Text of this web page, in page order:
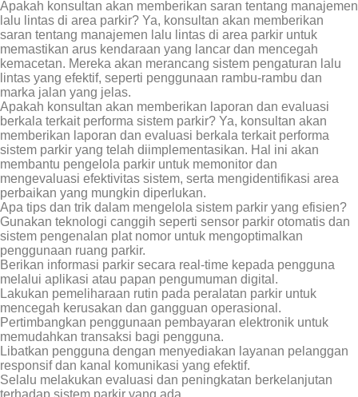
Apakah konsultan akan memberikan saran tentang manajemen
lalu lintas di area parkir? Ya, konsultan akan memberikan
saran tentang manajemen lalu lintas di area parkir untuk
memastikan arus kendaraan yang lancar dan mencegah
kemacetan. Mereka akan merancang sistem pengaturan lalu
lintas yang efektif, seperti penggunaan rambu-rambu dan
marka jalan yang jelas.
Apakah konsultan akan memberikan laporan dan evaluasi
berkala terkait performa sistem parkir? Ya, konsultan akan
memberikan laporan dan evaluasi berkala terkait performa
sistem parkir yang telah diimplementasikan. Hal ini akan
membantu pengelola parkir untuk memonitor dan
mengevaluasi efektivitas sistem, serta mengidentifikasi area
perbaikan yang mungkin diperlukan.
Apa tips dan trik dalam mengelola sistem parkir yang efisien?
Gunakan teknologi canggih seperti sensor parkir otomatis dan
sistem pengenalan plat nomor untuk mengoptimalkan
penggunaan ruang parkir.
Berikan informasi parkir secara real-time kepada pengguna
melalui aplikasi atau papan pengumuman digital.
Lakukan pemeliharaan rutin pada peralatan parkir untuk
mencegah kerusakan dan gangguan operasional.
Pertimbangkan penggunaan pembayaran elektronik untuk
memudahkan transaksi bagi pengguna.
Libatkan pengguna dengan menyediakan layanan pelanggan
responsif dan kanal komunikasi yang efektif.
Selalu melakukan evaluasi dan peningkatan berkelanjutan
terhadap sistem parkir yang ada.